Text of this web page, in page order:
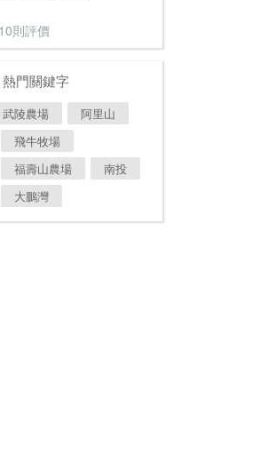
10則評價
熱門關鍵字
武陵農場
阿里山
飛牛牧場
福壽山農場
南投
大鵬灣